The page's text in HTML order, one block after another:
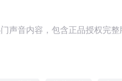
声音内容，包含正品授权完